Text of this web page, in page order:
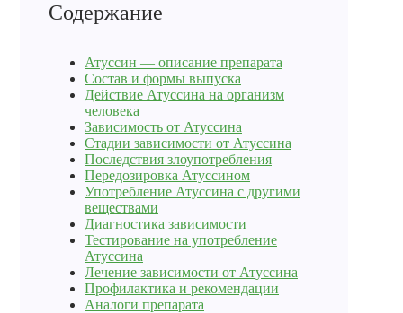
Содержание
Атуссин — описание препарата
Состав и формы выпуска
Действие Атуссина на организм
человека
Зависимость от Атуссина
Стадии зависимости от Атуссина
Последствия злоупотребления
Передозировка Атуссином
Употребление Атуссина с другими
веществами
Диагностика зависимости
Тестирование на употребление
Атуссина
Лечение зависимости от Атуссина
Профилактика и рекомендации
Аналоги препарата